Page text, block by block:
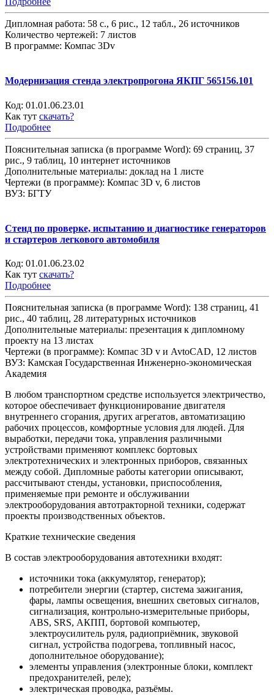
Дипломная работа: 58 с., 6 рис., 12 табл., 26 источников
Количество чертежей: 7 листов
В программе: Компас 3Dv
Модернизация стенда электропрогона ЯКПГ 565156.101
Код: 01.01.06.23.01
Как тут скачать?
Подробнее
Пояснительная записка (в программе Word): 69 страниц, 37
рис., 9 таблиц, 10 интернет источников
Дополнительные материалы: доклад на 1 листе
Чертежи (в программе): Компас 3D v, 6 листов
ВУЗ: БГТУ
Стенд по проверке, испытанию и диагностике генераторов
и стартеров легкового автомобиля
Код: 01.01.06.23.02
Как тут скачать?
Подробнее
Пояснительная записка (в программе Word): 138 страниц, 41
рис., 40 таблиц, 28 литературных источников
Дополнительные материалы: презентация к дипломному
проекту на 13 листах
Чертежи (в программе): Компас 3D v и AvtoCAD, 12 листов
ВУЗ: Камская Государственная Инженерно-экономическая
Академия
В любом транспортном средстве используется электричество,
которое обеспечивает функционирование двигателя
внутреннего сгорания, других агрегатов, автоматизацию
рабочих процессов, комфортные условия для людей. Для
выработки, передачи тока, управления различными
устройствами применяют комплекс бортовых
электротехнических и электронных приборов, связанных
между собой. Дипломные работы категории описывают,
рассчитывают стенды, установки, приспособления,
применяемые при ремонте и обслуживании
электрооборудования автотракторной техники, содержат
проекты производственных объектов.
Краткие технические сведения
В состав электрооборудования автотехники входят:
источники тока (аккумулятор, генератор);
потребители энергии (стартер, система зажигания,
фары, лампы освещения, внешних световых сигналов,
сигнализация, контрольно-измерительные приборы,
ABS, SRS, АКПП, бортовой компьютер,
электроусилитель руля, радиоприёмник, звуковой
сигнал, устройства подогрева, топливный насос,
дополнительное оборудование);
элементы управления (электронные блоки, комплект
предохранителей, реле);
электрическая проводка, разъёмы.